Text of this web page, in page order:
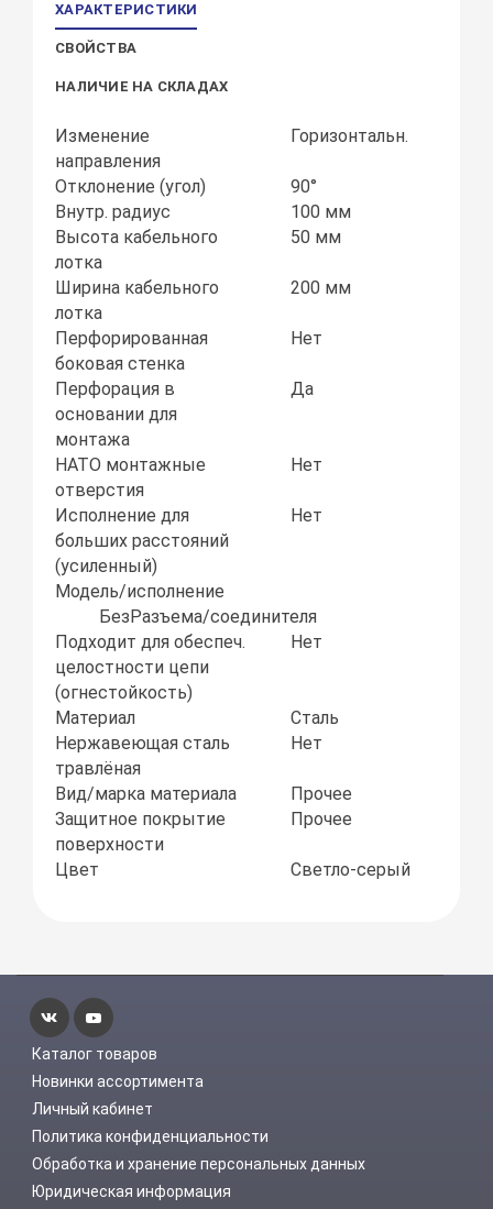
ХАРАКТЕРИСТИКИ
СВОЙСТВА
НАЛИЧИЕ НА СКЛАДАХ
Изменение
направления
Горизонтальн.
Отклонение (угол)
90°
Внутр. радиус
100 мм
Высота кабельного
лотка
50 мм
Ширина кабельного
лотка
200 мм
Перфорированная
боковая стенка
Нет
Перфорация в
основании для
монтажа
Да
НАТО монтажные
отверстия
Нет
Исполнение для
больших расстояний
(усиленный)
Нет
Модель/исполнение
БезРазъема/соединителя
Подходит для обеспеч.
целостности цепи
(огнестойкость)
Нет
Материал
Сталь
Нержавеющая сталь
травлёная
Нет
Вид/марка материала
Прочее
Защитное покрытие
поверхности
Прочее
Цвет Светло-серый
Каталог товаров
Новинки ассортимента
Личный кабинет
Политика конфиденциальности
Обработка и хранение персональных данных
Юридическая информация